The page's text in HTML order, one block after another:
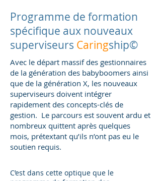
Programme de formation
spécifique aux nouveaux
superviseurs Caringship©
Avec le départ massif des gestionnaires
de la génération des babyboomers ainsi
que de la génération X, les nouveaux
superviseurs doivent intégrer
rapidement des concepts-clés de
gestion. Le parcours est souvent ardu et
nombreux quittent après quelques
mois, prétextant qu’ils n’ont pas eu le
soutien requis.
C’est dans cette optique que le